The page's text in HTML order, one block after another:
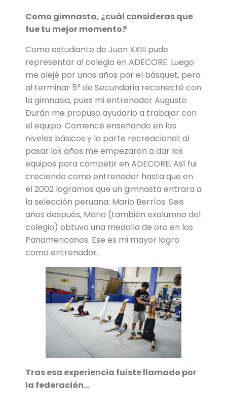
Como gimnasta, ¿cuál consideras que
fue tu mejor momento?
Como estudiante de Juan XXIII pude
representar al colegio en ADECORE. Luego
me alejé por unos años por el básquet, pero
al terminar 5° de Secundaria reconecté con
la gimnasia, pues mi entrenador Augusto
Durán me propuso ayudarlo a trabajar con
el equipo. Comencé enseñando en los
niveles básicos y la parte recreacional; al
pasar los años me empezaron a dar los
equipos para competir en ADECORE. Así fui
creciendo como entrenador hasta que en
el 2002 logramos que un gimnasta entrara a
la selección peruana: Mario Berríos. Seis
años después, Mario (también exalumno del
colegio) obtuvo una medalla de oro en los
Panamericanos. Ese es mi mayor logro
como entrenador.
Tras esa experiencia fuiste llamado por
la federación…